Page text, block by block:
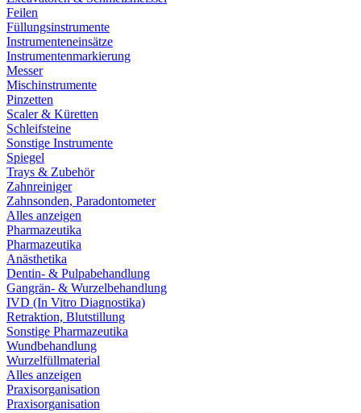
Feilen
Füllungsinstrumente
Instrumenteneinsätze
Instrumentenmarkierung
Messer
Mischinstrumente
Pinzetten
Scaler & Küretten
Schleifsteine
Sonstige Instrumente
Spiegel
Trays & Zubehör
Zahnreiniger
Zahnsonden, Paradontometer
Alles anzeigen
Pharmazeutika
Pharmazeutika
Anästhetika
Dentin- & Pulpabehandlung
Gangrän- & Wurzelbehandlung
IVD (In Vitro Diagnostika)
Retraktion, Blutstillung
Sonstige Pharmazeutika
Wundbehandlung
Wurzelfüllmaterial
Alles anzeigen
Praxisorganisation
Praxisorganisation